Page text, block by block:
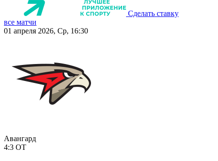
Сделать ставку
все матчи
01 апреля 2026, Ср, 16:30
Авангард
4:3 ОТ